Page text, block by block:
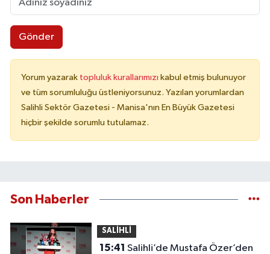
Gönder
Yorum yazarak topluluk kurallarımızı kabul etmiş bulunuyor
ve tüm sorumluluğu üstleniyorsunuz. Yazılan yorumlardan
Salihli Sektör Gazetesi - Manisa'nın En Büyük Gazetesi
hiçbir şekilde sorumlu tutulamaz.
Son Haberler
SALİHLİ
15:41